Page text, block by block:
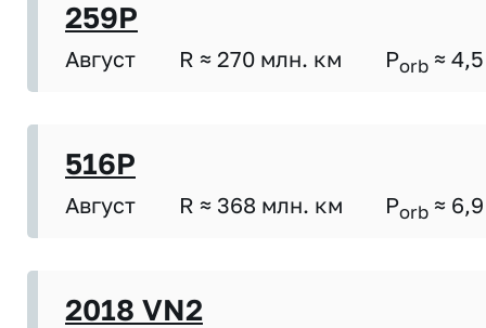
259P
Август R ≈ 270 млн. км Porb ≈ 4,5
516P
Август R ≈ 368 млн. км Porb ≈ 6,9
2018 VN2